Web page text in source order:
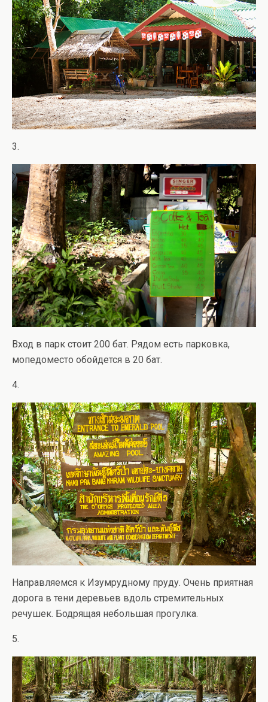
3.
Вход в парк стоит 200 бат. Рядом есть парковка,
мопедоместо обойдется в 20 бат.
4.
Направляемся к Изумрудному пруду. Очень приятная
дорога в тени деревьев вдоль стремительных
речушек. Бодрящая небольшая прогулка.
5.